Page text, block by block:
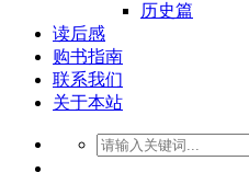
历史篇
读后感
购书指南
联系我们
关于本站